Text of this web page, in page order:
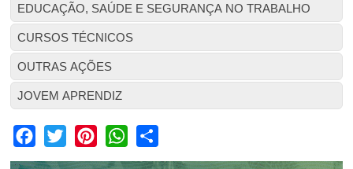
EDUCAÇÃO, SAÚDE E SEGURANÇA NO TRABALHO
CURSOS TÉCNICOS
OUTRAS AÇÕES
JOVEM APRENDIZ
Facebook
Twitter PinterestWhatsApp